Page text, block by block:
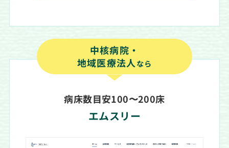
中核病院・
地域医療法人なら
病床数目安100〜200床
エムスリー